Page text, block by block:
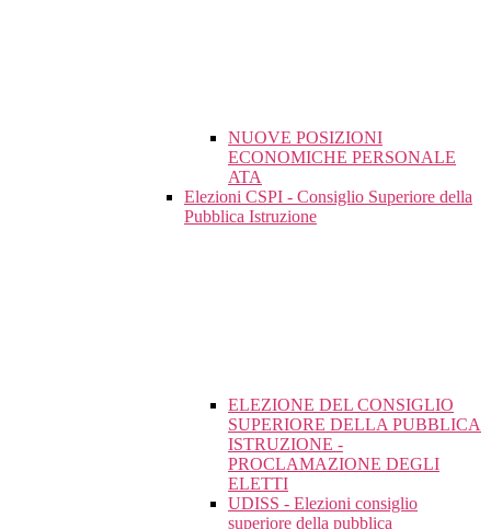
NUOVE POSIZIONI
ECONOMICHE PERSONALE
ATA
Elezioni CSPI - Consiglio Superiore della
Pubblica Istruzione
ELEZIONE DEL CONSIGLIO
SUPERIORE DELLA PUBBLICA
ISTRUZIONE -
PROCLAMAZIONE DEGLI
ELETTI
UDISS - Elezioni consiglio
superiore della pubblica